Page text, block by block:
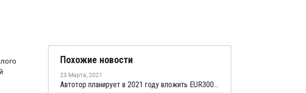
Похожие новости
23 Марта, 2021
Автотор планирует в 2021 году вложить EUR300 млн в развитие производства